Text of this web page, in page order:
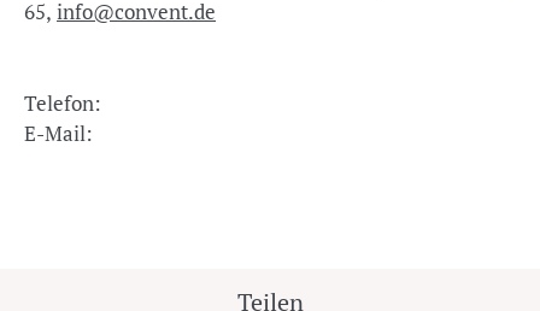
65, info@convent.de
Telefon:
E-Mail:
Teilen